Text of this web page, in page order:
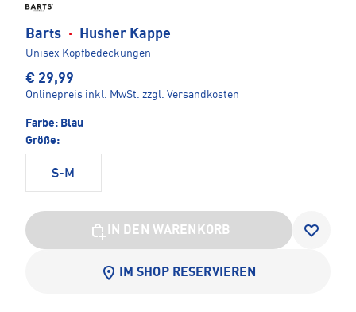
Barts · Husher Kappe
Unisex Kopfbedeckungen
€ 29,99
Onlinepreis inkl. MwSt. zzgl. Versandkosten
Farbe: Blau
Größe:
S-M
IN DEN WARENKORB
IM SHOP RESERVIEREN